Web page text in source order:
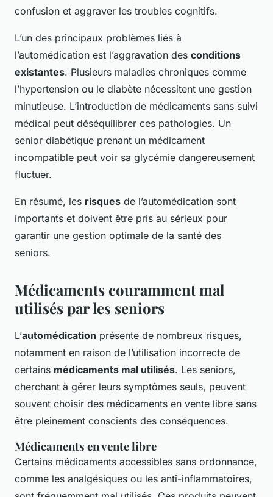
confusion et aggraver les troubles cognitifs.
L’un des principaux problèmes liés à
l’automédication est l’aggravation des conditions
existantes. Plusieurs maladies chroniques comme
l’hypertension ou le diabète nécessitent une gestion
minutieuse. L’introduction de médicaments sans suivi
médical peut déséquilibrer ces pathologies. Un
senior diabétique prenant un médicament
incompatible peut voir sa glycémie dangereusement
fluctuer.
En résumé, les risques de l’automédication sont
importants et doivent être pris au sérieux pour
garantir une gestion optimale de la santé des
seniors.
Médicaments couramment mal
utilisés par les seniors
L’automédication présente de nombreux risques,
notamment en raison de l’utilisation incorrecte de
certains médicaments mal utilisés. Les seniors,
cherchant à gérer leurs symptômes seuls, peuvent
souvent choisir des médicaments en vente libre sans
être pleinement conscients des conséquences.
Médicaments en vente libre
Certains médicaments accessibles sans ordonnance,
comme les analgésiques ou les anti-inflammatoires,